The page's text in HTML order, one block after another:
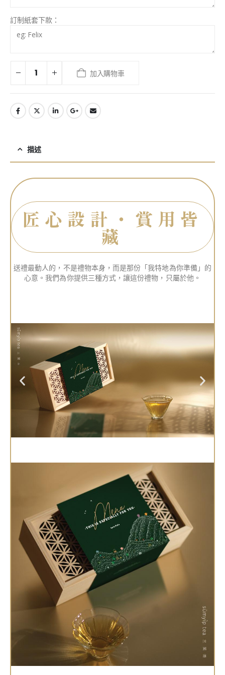
訂制紙套下款：
加入購物車
描述
匠心設計・賞用皆
藏
送禮最動人的，不是禮物本身，而是那份「我特地為你準備」的
心意。我們為你提供三種方式，讓這份禮物，只屬於他。